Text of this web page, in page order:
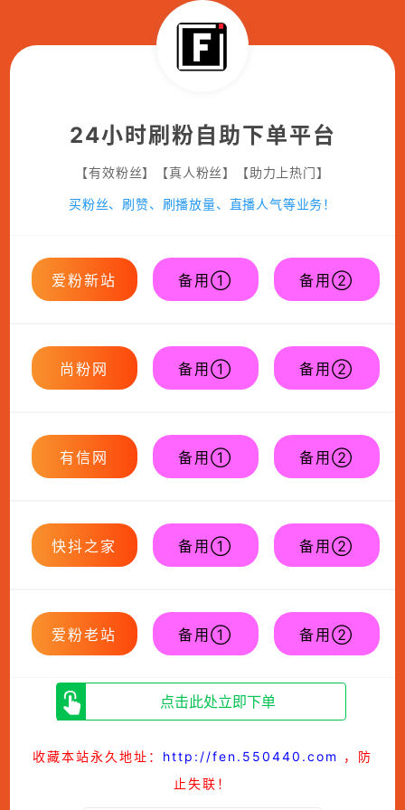
24小时刷粉自助下单平台
【有效粉丝】【真人粉丝】【助力上热门】
买粉丝、刷赞、刷播放量、直播人气等业务！
爱粉新站 备用① 备用②
尚粉网 备用① 备用②
有信网 备用① 备用②
快抖之家 备用① 备用②
爱粉老站 备用① 备用②
点击此处立即下单
收藏本站永久地址： http://fen.550440.com
，防
止失联！